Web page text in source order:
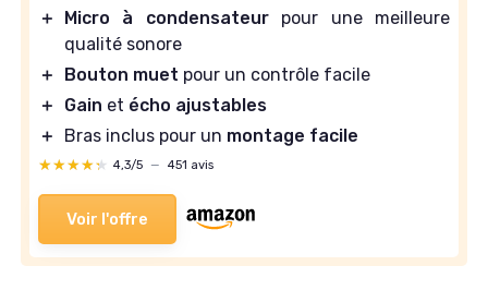
＋
Micro à condensateurpour une meilleure
qualité sonore
＋
Bouton muet pour un contrôle facile
＋
Gain et écho ajustables
＋
Bras inclus pour un montage facile
★★★★★
★★★★★ 4,3/5 — 451 avis
Voir l'offre